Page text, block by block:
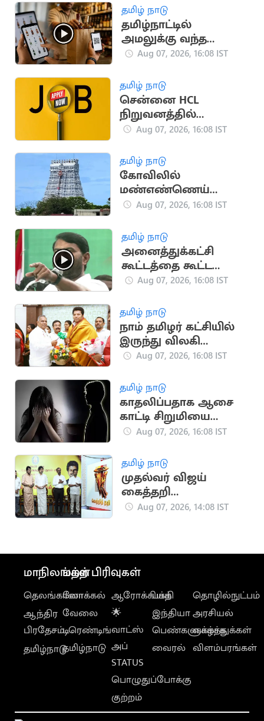
தமிழ் நாடு
தமிழ்நாட்டில்
அமலுக்கு வந்த
ஆன்லைன் மது
தகவல்
Aug 07, 2026, 16:08 IST
தமிழ் நாடு
சென்னை HCL
நிறுவனத்தில்
வேலைவாய்ப்பு:
நேர்முகத் தேர்வு!
Aug 07, 2026, 16:08 IST
தமிழ் நாடு
கோவிலில்
மண்எண்ணெய்
ஊற்றி தீக்குளித்த
அதிர்ஷ்டவசமாக உயிர்
பிழைத்தார்
Aug 07, 2026, 16:08 IST
தமிழ் நாடு
அனைத்துக்கட்சி
கூட்டத்தை கூட்ட
வேண்டும்.. சீமான்
Aug 07, 2026, 16:08 IST
தமிழ் நாடு
நாம் தமிழர் கட்சியில்
இருந்து விலகி
தவெகவில் இணைந்த
Aug 07, 2026, 16:08 IST
தமிழ் நாடு
காதலிப்பதாக ஆசை
காட்டி சிறுமியை
பலாத்காரம் செய்த
Aug 07, 2026, 16:08 IST
தமிழ் நாடு
முதல்வர் விஜய்
கைத்தறி
கண்காட்சியை
Aug 07, 2026, 14:08 IST
மாநிலங்கள்
தெலங்கானா
ஆந்திர
பிரதேசம்
தமிழ்நாடு
மற்ற பிரிவுகள்
லோக்கல்
வேலை
டிரெண்டிங்
தமிழ்நாடு
ஆரோக்கியம்
🌟
வாட்ஸ்
அப்
STATUS
பொழுதுப்போக்கு
குற்றம்
பக்தி
இந்தியா
பெண்களுக்காக
வைரல்
தொழில்நுட்பம்
அரசியல்
வாழ்த்துக்கள்
விளம்பரங்கள்